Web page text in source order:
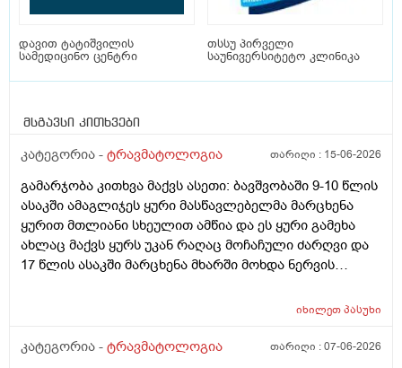
დავით ტატიშვილის
სამედიცინო ცენტრი
თსსუ პირველი
საუნივერსიტეტო კლინიკა
მსგავსი კითხვები
კატეგორია - ტრავმატოლოგია თარიღი : 15-06-2026
გამარჯობა კითხვა მაქვს ასეთი: ბავშვობაში 9-10 წლის
ასაკში ამაგლიჯეს ყური მასწავლებელმა მარცხენა
ყურით მთლიანი სხეულით ამწია და ეს ყური გამეხა
ახლაც მაქვს ყურს უკან რაღაც მოჩაჩული ძარღვი და
17 წლის ასაკში მარცხენა მხარში მოხდა ნერვის
ზურგიც კისრის ქვედა მხარე ხშირად მტკივა კისრის
მივმართო პირველ რიგში ვიცი რომ ლაზერო თერაპია
იხილეთპასუხი
კატეგორია - ტრავმატოლოგია თარიღი :07-06-2026